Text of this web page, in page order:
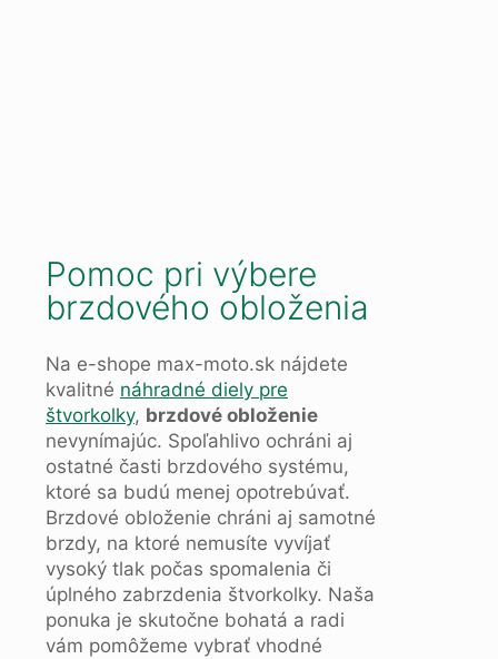
Pomoc pri výbere
brzdového obloženia
Na e-shope max-moto.sk nájdete
kvalitné náhradné diely pre
štvorkolky, brzdové obloženie
nevynímajúc. Spoľahlivo ochráni aj
ostatné časti brzdového systému,
ktoré sa budú menej opotrebúvať.
Brzdové obloženie chráni aj samotné
brzdy, na ktoré nemusíte vyvíjať
vysoký tlak počas spomalenia či
úplného zabrzdenia štvorkolky. Naša
ponuka je skutočne bohatá a radi
vám pomôžeme vybrať vhodné